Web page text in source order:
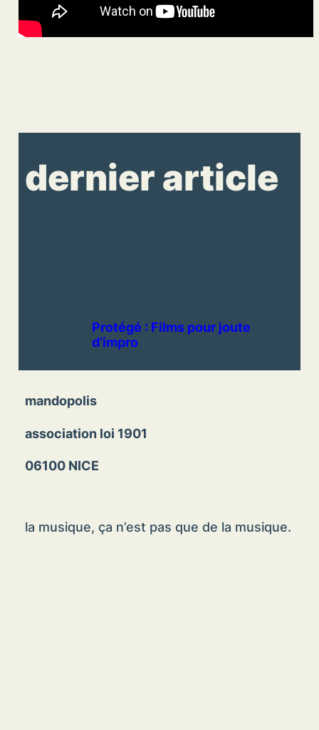
dernier article
Protégé : Films pour joute
d’impro
mandopolis
association loi 1901
06100 NICE
la musique, ça n’est pas que de la musique.